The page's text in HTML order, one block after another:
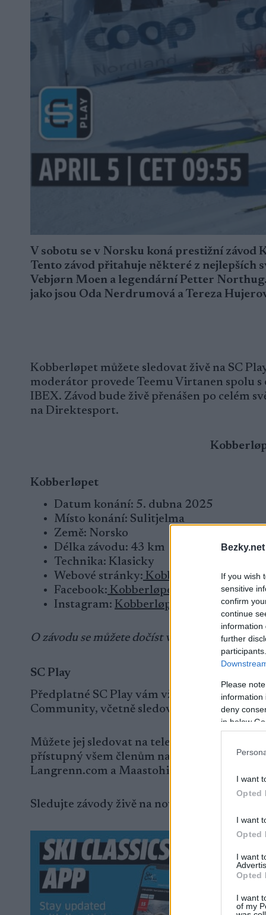
Bezky.net
If you wish
sensitive
confirm
continue
information
further
Please
information
deny
in below
I want
Opted
I want
Opted
I want
Opted
I want
of my
V sobotu se v Norsku koná prestižní
Tento závod přitahuje některé z nejlepších
Vebjørn Moen a legendární Petter
jako jsou Oda Nerdrumová a Tereza
Kobberløpet můžete sledovat živě na SC
moderátor provede Teemu Virtanen spolu
IBEX. Závod bude živě přenášen po celém
na Direktesport.
Kobberløpet
Datum konání: 5. dubna 2025
Místo konání: Sulitjelma
Země: Norsko
Délka závodu: 43 km
Technika: Klasicky
Webové stránky: Kobberløpet
Facebook: Kobberløpet
Instagram: Kobberløpet
O závodu se můžete dočíst více zde na
SC Play
Předplatné SC Play vám vždy umožní
Community, včetně sledování všech závodů
Můžete jej sledovat na televizi, mobilním
přístupný všem členům na zpravodajských
Langrenn.com a Maastohiihto.com.
Sledujte závody živě na nové aplikaci Ski